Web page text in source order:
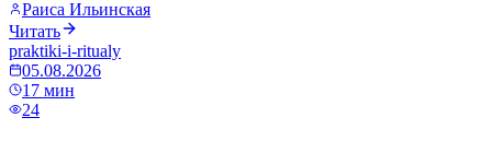
Раиса Ильинская
Читать
praktiki-i-ritualy
05.08.2026
17 мин
24